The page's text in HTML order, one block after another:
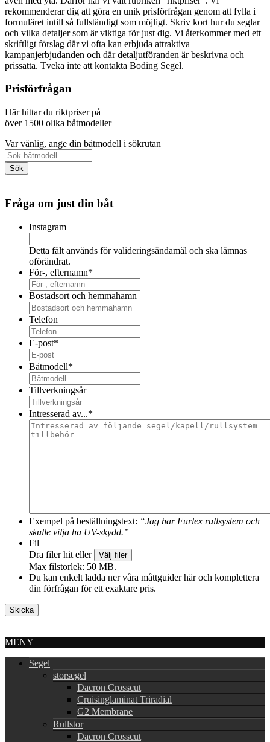
rekommenderar dig att göra en unik prisförfrågan genom att fylla i
formuläret intill så fullständigt som möjligt. Skriv kort hur du seglar
och vilka detaljer som är viktiga för just dig. Vi återkommer med ett
skriftligt förslag där vi ofta kan erbjuda attraktiva
kampanjerbjudanden och där detaljutföranden är beskrivna och
prissatta. Tveka inte att kontakta Boding Segel.
Prisförfrågan
Här hittar du riktpriser på
över 1500 olika båtmodeller
Var vänlig, ange din båtmodell i sökrutan
Fråga om just din båt
Instagram
Detta fält används för valideringsändamål och ska lämnas
oförändrat.
För-, efternamn*
Bostadsort och hemmahamn
Telefon
E-post*
Båtmodell*
Tillverkningsår
Intresserad av...*
Exempel på beställningstext: “Jag har Furlex rullsystem och
skulle vilja ha UV-skydd.”
Fil
Dra filer hit eller
Välj filer
Max filstorlek: 50 MB.
Du kan enkelt ladda ner våra måttguider här och komplettera
din förfrågan för ett exaktare pris.
MENY
Segel
storsegel
Dacron Crosscut
Cruisinglaminat Triradial
G2 Membrane
Rullstor
Dacron Crosscut